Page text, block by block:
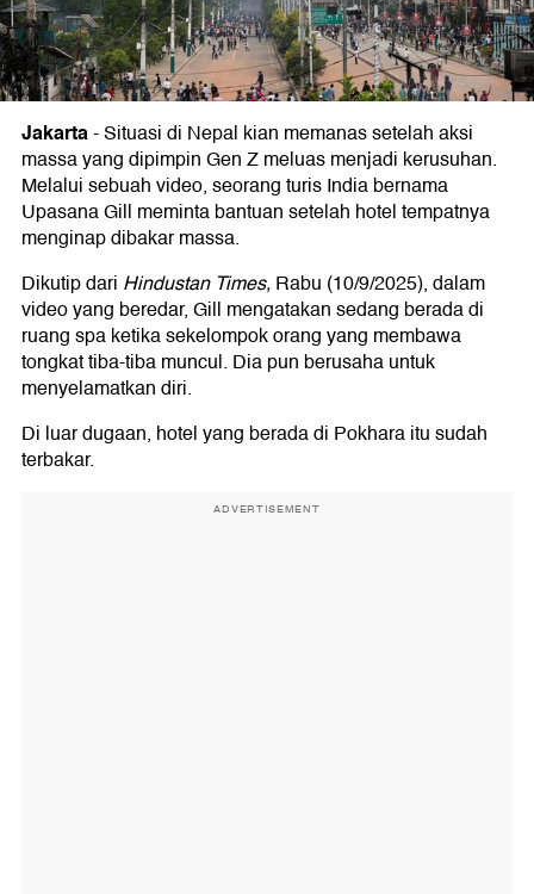
Jakarta-Situasi di Nepal kian memanas setelah aksi
massa yang dipimpin Gen Z meluas menjadi kerusuhan.
Melalui sebuah video, seorang turis India bernama
Upasana Gill meminta bantuan setelah hotel tempatnya
menginap dibakar massa.
Dikutip dari Hindustan Times,Rabu (10/9/2025), dalam
video yang beredar, Gill mengatakan sedang berada di
ruang spa ketika sekelompok orang yang membawa
tongkat tiba-tiba muncul. Dia pun berusaha untuk
menyelamatkan diri.
Di luar dugaan, hotel yang berada di Pokhara itu sudah
terbakar.
ADVERTISEMENT